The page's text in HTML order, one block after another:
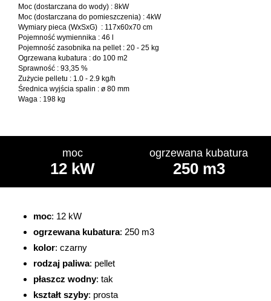
Moc (dostarczana do wody) : 8kW
Moc (dostarczana do pomieszczenia) : 4kW
Wymiary pieca (WxSxG) : 117x60x70 cm
Pojemność wymiennika : 46 l
Pojemność zasobnika na pellet : 20 - 25 kg
Ogrzewana kubatura : do 100 m2
Sprawność : 93,35 %
Zużycie pelletu : 1.0 - 2.9 kg/h
Średnica wyjścia spalin : ø 80 mm
Waga : 198 kg
moc
12 kW
ogrzewana kubatura
250 m3
moc: 12 kW
ogrzewana kubatura: 250 m3
kolor: czarny
rodzaj paliwa: pellet
płaszcz wodny: tak
kształt szyby: prosta